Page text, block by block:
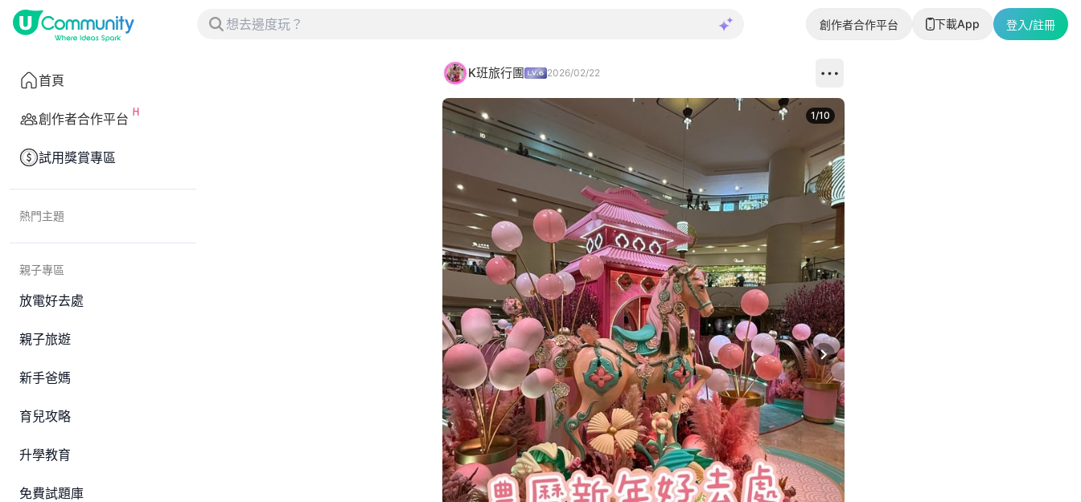
創作者合作平台 下載App 登入/註冊
首頁
創作者合作平台
試用獎賞專區
熱門主題
親子專區
放電好去處
親子旅遊
新手爸媽
育兒攻略
升學教育
免費試題庫
K班旅行團 2026/02/22
Next slide
1/10